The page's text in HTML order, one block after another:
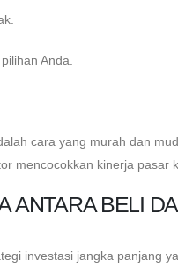
Anda.
cara yang murah dan
mencocokkan kinerja pasar
ANTARA BELI
investasi jangka panjang